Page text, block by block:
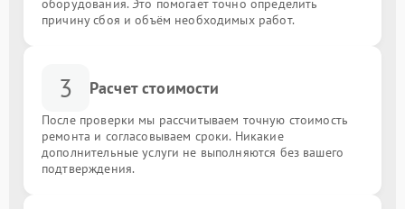
оборудования. Это помогает точно определить
причину сбоя и объём необходимых работ.
3 Расчет стоимости
После проверки мы рассчитываем точную стоимость
ремонта и согласовываем сроки. Никакие
дополнительные услуги не выполняются без вашего
подтверждения.